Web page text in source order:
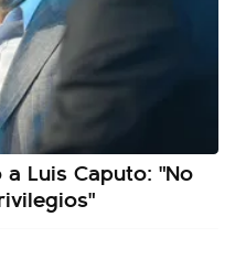
Luis Caputo: "No